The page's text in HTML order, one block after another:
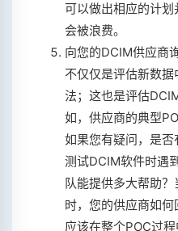
可以做出相应的计
会被浪费。
向您的DCIM供应商
不仅仅是评估新数
法；这也是评估
如，供应商的典型
如果您有疑问，是
测试DCIM软件时遇
队能提供多大帮助
时，您的供应商如
应该在整个POC过